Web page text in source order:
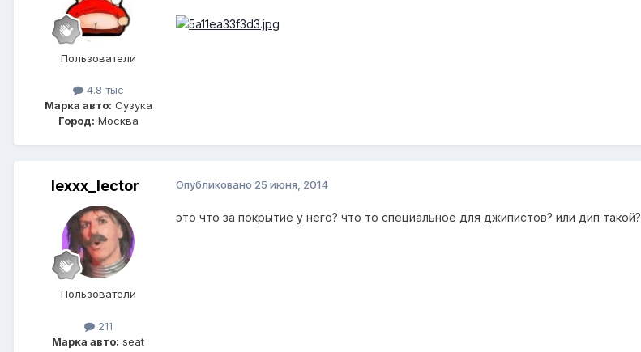
Пользователи
4.8 тыс
Марка авто: Сузука
Город: Москва
lexxx_lector
Пользователи
211
Марка авто: seat
Опубликовано 25 июня, 2014
это что за покрытие у него? что то специальное для джипистов? или дип такой?